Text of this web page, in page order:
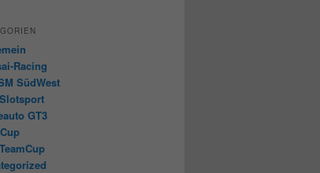
Racing
SüdWest
GT3